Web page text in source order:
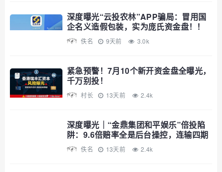
深度曝光“云投农林”APP骗局：冒用国
企名义造假包装，实为庞氏资金盘！！
佚名 9天前 3.0k
紧急预警！7月10个新开资金盘全曝光，
千万别投！
村长 13天前 2.4k
深度曝光｜“金鼎集团和平娱乐”倍投陷
阱：9.6倍赔率全是后台操控，连输四期
爆仓清零——提现？流水不足+账号异常
+直接封禁
佚名 13天前 2.4k